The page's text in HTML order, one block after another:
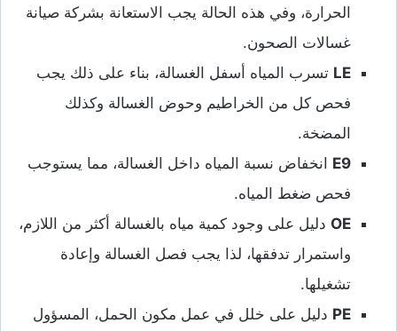
الحرارة، وفي هذه الحالة يجب الاستعانة بشركة صيانة
غسالات الصحون.
LE تسرب المياه أسفل الغسالة، بناء على ذلك يجب
فحص كل من الخراطيم وحوض الغسالة وكذلك
المضخة.
E9 انخفاض نسبة المياه داخل الغسالة، مما يستوجب
فحص ضغط المياه.
OE دليل على وجود كمية مياه بالغسالة أكثر من اللازم،
واستمرار تدفقها، لذا يجب فصل الغسالة وإعادة
تشغيلها.
PE دليل على خلل في عمل مكون الحمل، المسؤول